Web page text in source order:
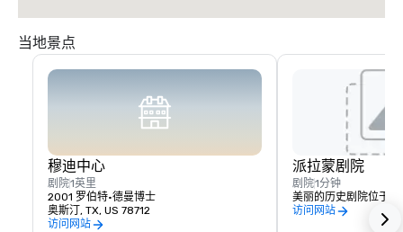
当地景点
穆迪中心
剧院1英里
2001 罗伯特·德曼博士
奥斯汀, TX, US 78712
访问网站
派拉蒙剧院
剧院1分钟
美丽的历史剧院位于酒
访问网站